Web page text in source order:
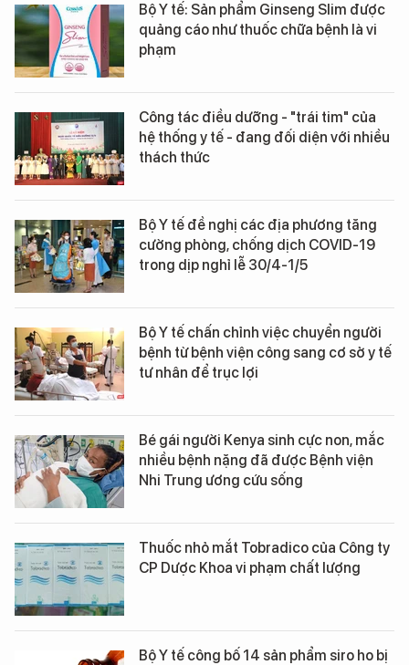
Bộ Y tế: Sản phẩm Ginseng Slim được
quảng cáo như thuốc chữa bệnh là vi
phạm
Công tác điều dưỡng - "trái tim" của
hệ thống y tế - đang đối diện với nhiều
thách thức
Bộ Y tế đề nghị các địa phương tăng
cường phòng, chống dịch COVID-19
trong dịp nghỉ lễ 30/4-1/5
Bộ Y tế chấn chỉnh việc chuyển người
bệnh từ bệnh viện công sang cơ sở y tế
tư nhân để trục lợi
Bé gái người Kenya sinh cực non, mắc
nhiều bệnh nặng đã được Bệnh viện
Nhi Trung ương cứu sống
Thuốc nhỏ mắt Tobradico của Công ty
CP Dược Khoa vi phạm chất lượng
Bộ Y tế công bố 14 sản phẩm siro ho bị